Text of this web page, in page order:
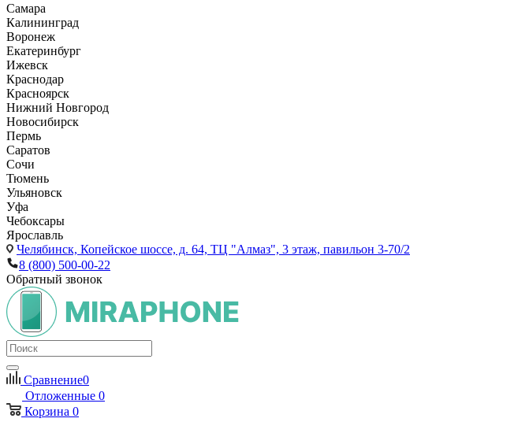
Самара
Калининград
Воронеж
Екатеринбург
Ижевск
Краснодар
Красноярск
Нижний Новгород
Новосибирск
Пермь
Саратов
Сочи
Тюмень
Ульяновск
Уфа
Чебоксары
Ярославль
Челябинск, Копейское шоссе, д. 64, ТЦ "Алмаз", 3 этаж, павильон 3-70/2
8 (800) 500-00-22
Обратный звонок
Сравнение0
Отложенные 0
Корзина 0